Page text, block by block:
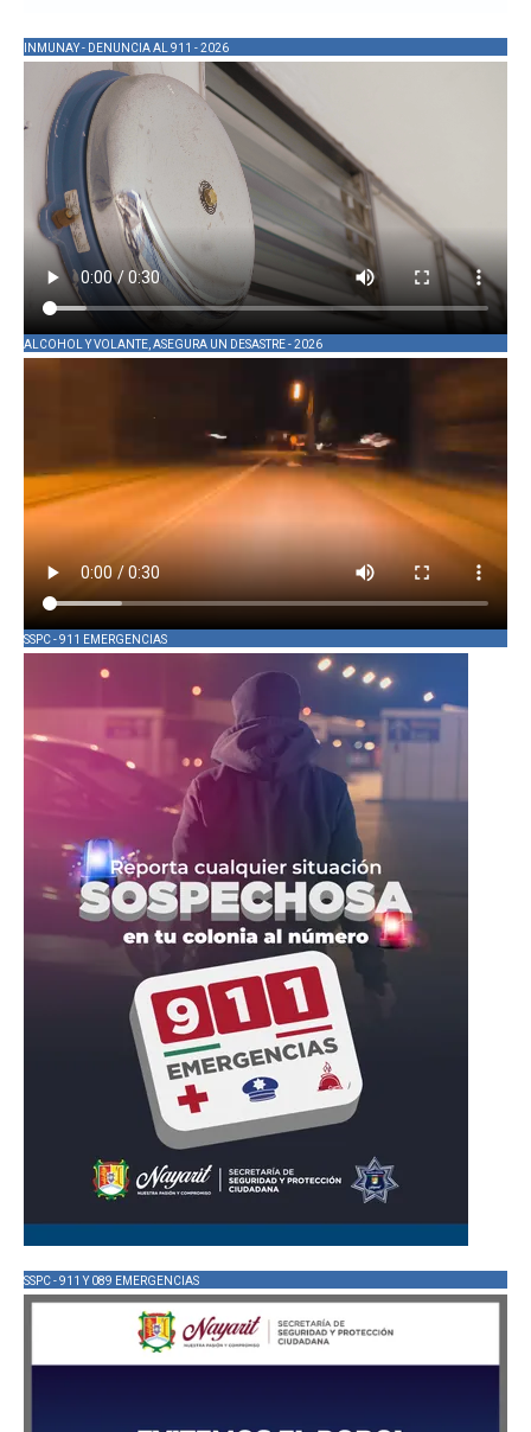
INMUNAY - DENUNCIA AL 911 - 2026
ALCOHOL Y VOLANTE, ASEGURA UN DESASTRE - 2026
SSPC - 911 EMERGENCIAS
SSPC - 911 Y 089 EMERGENCIAS